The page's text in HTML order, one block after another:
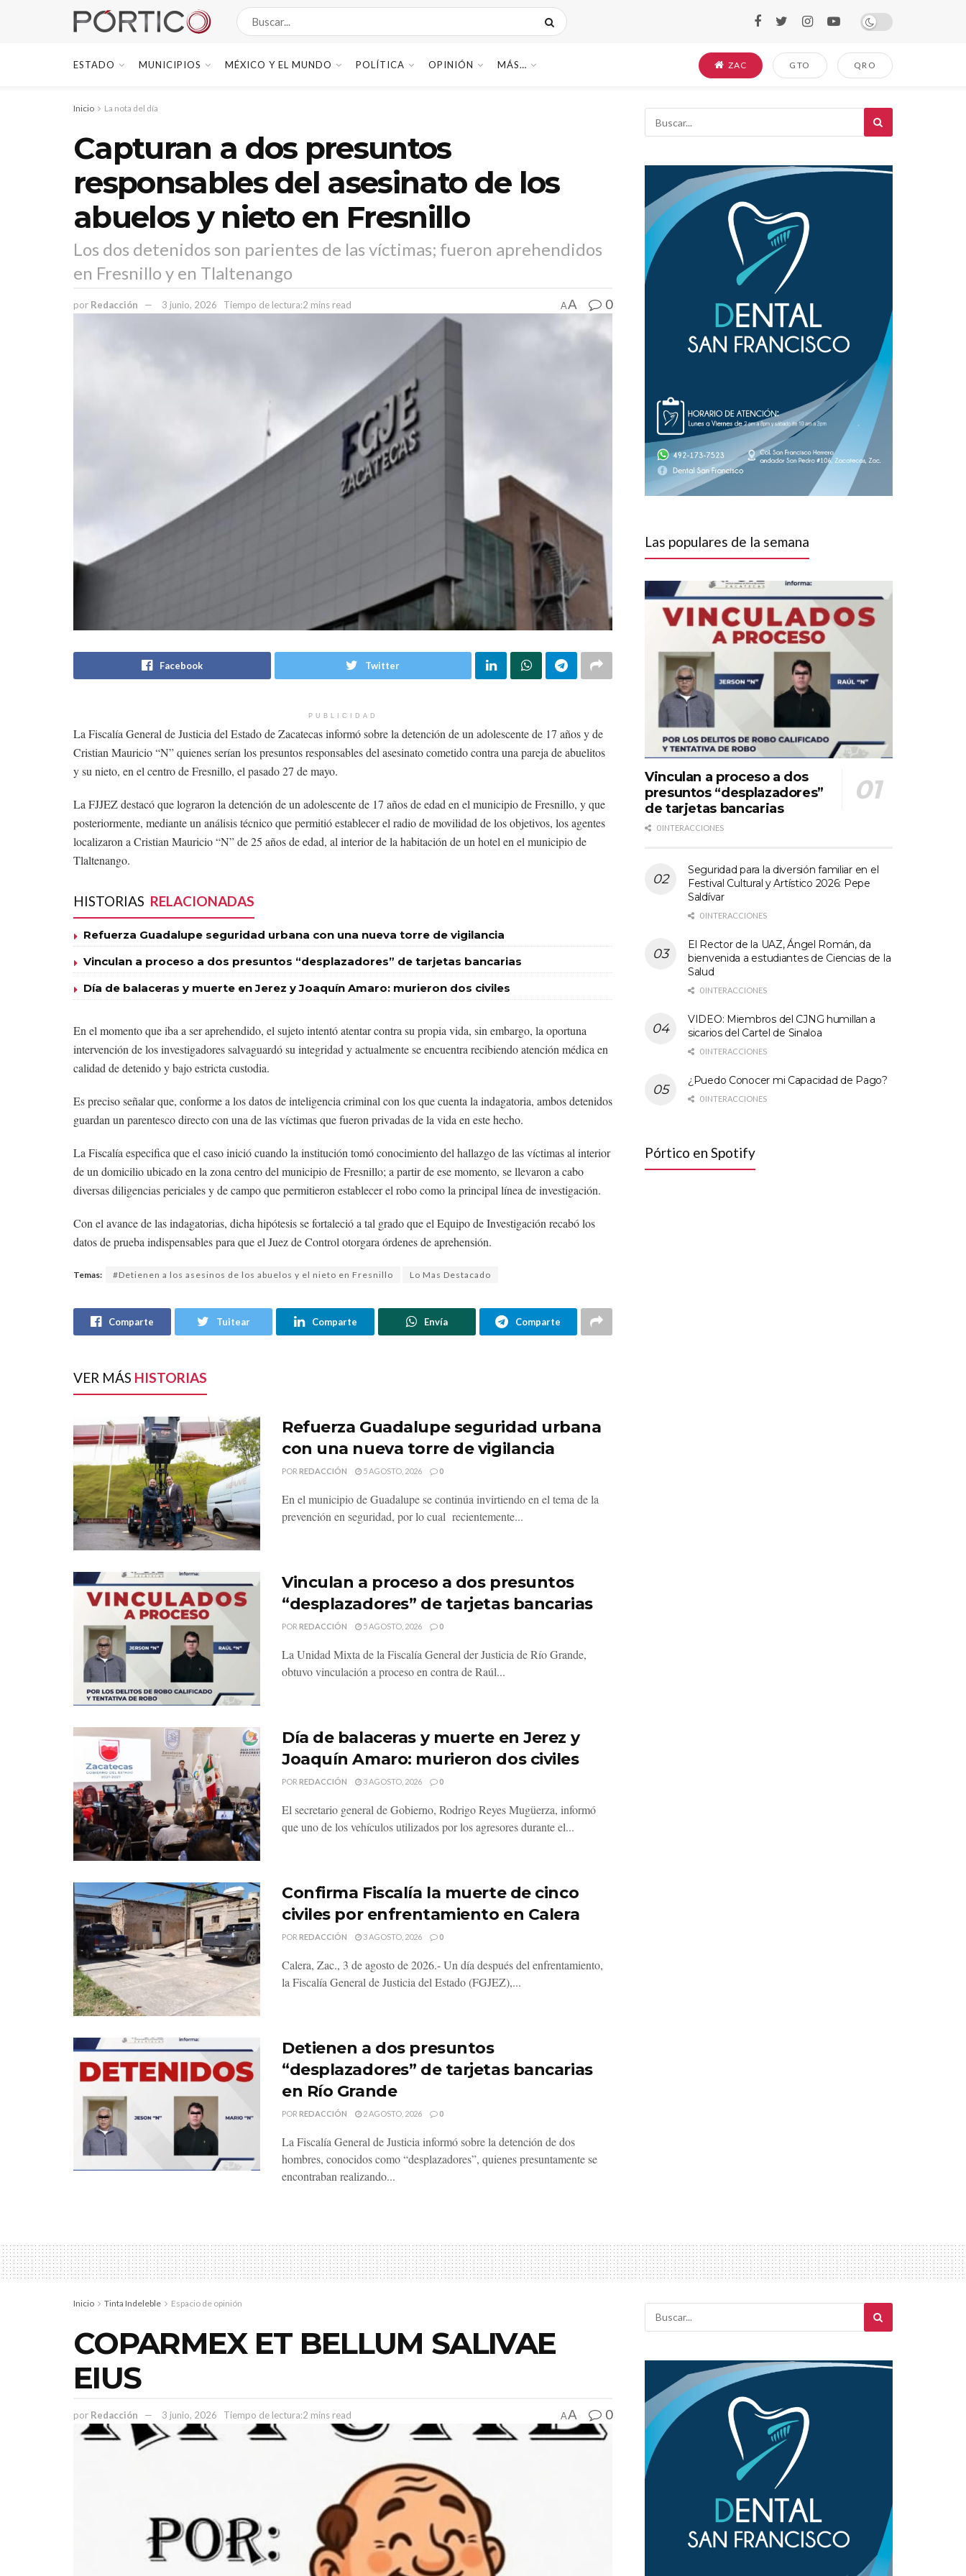
ESTADO MUNICIPIOS MÉXICO Y EL MUNDO POLÍTICA OPINIÓN MÁS… ZAC GTO QRO
Inicio La nota del día
Capturan a dos presuntos
responsables del asesinato de los
abuelos y nieto en Fresnillo
Los dos detenidos son parientes de las víctimas; fueron aprehendidos
en Fresnillo y en Tlaltenango
por Redacción 3 junio, 2026 Tiempo de lectura:2 mins read AA 0
Facebook Twitter
PUBLICIDAD
La Fiscalía General de Justicia del Estado de Zacatecas informó sobre la detención de un adolescente de 17 años y de
Cristian Mauricio “N” quienes serían los presuntos responsables del asesinato cometido contra una pareja de abuelitos
y su nieto, en el centro de Fresnillo, el pasado 27 de mayo.
La FJJEZ destacó que lograron la detención de un adolescente de 17 años de edad en el municipio de Fresnillo, y que
posteriormente, mediante un análisis técnico que permitió establecer el radio de movilidad de los objetivos, los agentes
localizaron a Cristian Mauricio “N” de 25 años de edad, al interior de la habitación de un hotel en el municipio de
Tlaltenango.
HISTORIAS RELACIONADAS
Refuerza Guadalupe seguridad urbana con una nueva torre de vigilancia
Vinculan a proceso a dos presuntos “desplazadores” de tarjetas bancarias
Día de balaceras y muerte en Jerez y Joaquín Amaro: murieron dos civiles
En el momento que iba a ser aprehendido, el sujeto intentó atentar contra su propia vida, sin embargo, la oportuna
intervención de los investigadores salvaguardó su integridad y actualmente se encuentra recibiendo atención médica en
calidad de detenido y bajo estricta custodia.
Es preciso señalar que, conforme a los datos de inteligencia criminal con los que cuenta la indagatoria, ambos detenidos
guardan un parentesco directo con una de las víctimas que fueron privadas de la vida en este hecho.
La Fiscalía especifica que el caso inició cuando la institución tomó conocimiento del hallazgo de las víctimas al interior
de un domicilio ubicado en la zona centro del municipio de Fresnillo; a partir de ese momento, se llevaron a cabo
diversas diligencias periciales y de campo que permitieron establecer el robo como la principal línea de investigación.
Con el avance de las indagatorias, dicha hipótesis se fortaleció a tal grado que el Equipo de Investigación recabó los
datos de prueba indispensables para que el Juez de Control otorgara órdenes de aprehensión.
Temas: #Detienen a los asesinos de los abuelos y el nieto en Fresnillo Lo Mas Destacado
Comparte Tuitear Comparte Envía Comparte
VER MÁS HISTORIAS
Refuerza Guadalupe seguridad urbana
con una nueva torre de vigilancia
POR REDACCIÓN 5 AGOSTO, 2026 0
En el municipio de Guadalupe se continúa invirtiendo en el tema de la
prevención en seguridad, por lo cual recientemente...
Vinculan a proceso a dos presuntos
“desplazadores” de tarjetas bancarias
POR REDACCIÓN 5 AGOSTO, 2026 0
La Unidad Mixta de la Fiscalía General der Justicia de Río Grande,
obtuvo vinculación a proceso en contra de Raúl...
Día de balaceras y muerte en Jerez y
Joaquín Amaro: murieron dos civiles
POR REDACCIÓN 3 AGOSTO, 2026 0
El secretario general de Gobierno, Rodrigo Reyes Mugüerza, informó
que uno de los vehículos utilizados por los agresores durante el...
Confirma Fiscalía la muerte de cinco
civiles por enfrentamiento en Calera
POR REDACCIÓN 3 AGOSTO, 2026 0
Calera, Zac., 3 de agosto de 2026.- Un día después del enfrentamiento,
la Fiscalía General de Justicia del Estado (FGJEZ),...
Detienen a dos presuntos
“desplazadores” de tarjetas bancarias
en Río Grande
POR REDACCIÓN 2 AGOSTO, 2026 0
La Fiscalía General de Justicia informó sobre la detención de dos
hombres, conocidos como “desplazadores”, quienes presuntamente se
encontraban realizando...
Las populares de la semana
Vinculan a proceso a dos
presuntos “desplazadores”
de tarjetas bancarias
0 INTERACCIONES
Seguridad para la diversión familiar en el
Festival Cultural y Artístico 2026: Pepe
Saldívar
0 INTERACCIONES
El Rector de la UAZ, Ángel Román, da
bienvenida a estudiantes de Ciencias de la
Salud
0 INTERACCIONES
VIDEO: Miembros del CJNG humillan a
sicarios del Cartel de Sinaloa
0 INTERACCIONES
¿Puedo Conocer mi Capacidad de Pago?
0 INTERACCIONES
Pórtico en Spotify
Inicio Tinta Indeleble Espacio de opinión
COPARMEX ET BELLUM SALIVAE
EIUS
por Redacción 3 junio, 2026 Tiempo de lectura:2 mins read AA 0